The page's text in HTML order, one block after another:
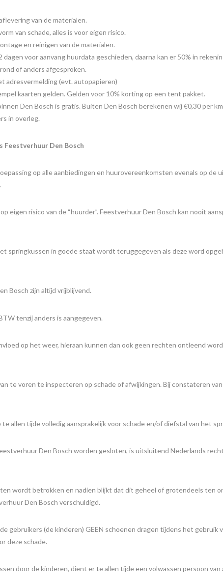
van de materialen.
van schade, alles is voor eigen risico.
en reinigen van de materialen.
voor aanvang huurdata geschieden, daarna kan er 50% in
of anders afgesproken.
adresvermelding (evt. autopapieren)
kaarten gelden. Gelden voor 10% korting op een tent pakket.
Den Bosch is gratis. Buiten Den Bosch berekenen wij €0,30 per
in overleg.
Feestverhuur Den Bosch
op alle aanbiedingen en huurovereenkomsten evenals op
eigen risico van de “huurder”. Feestverhuur Den Bosch kan nooit
springkussen in goede staat wordt teruggegeven als deze word
Bosch zijn altijd vrijblijvend.
tenzij anders is aangegeven.
op het weer, hieraan kunnen dan ook geen rechten ontleend
te voren te inspecteren op schade of afwijkingen. Bij constateren
te allen tijde volledig aansprakelijk voor schade en/of diefstal van het
Den Bosch worden gesloten, is uitsluitend Nederlands
wordt betrokken en nadien blijkt dat dit geheel of grotendeels ten
Den Bosch verschuldigd.
gebruikers (de kinderen) GEEN schoenen dragen tijdens het
deze schade.
door de kinderen, dient er te allen tijde een volwassen persoon